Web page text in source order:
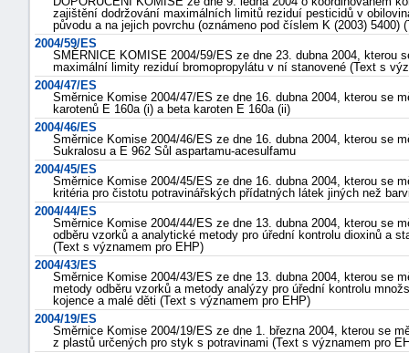
zajištění dodržování maximálních limitů reziduí pesticidů v
původu a na jejich povrchu (oznámeno pod číslem K (2003) 5400)
2004/59/ES
SMĚRNICE KOMISE 2004/59/ES ze dne 23. dubna 2004, kterou
maximální limity reziduí bromopropylátu v ní stanovené (Text s
2004/47/ES
Směrnice Komise 2004/47/ES ze dne 16. dubna 2004, kterou se
karotenů E 160a (i) a beta karoten E 160a (ii)
2004/46/ES
Směrnice Komise 2004/46/ES ze dne 16. dubna 2004, kterou se
Sukralosu a E 962 Sůl aspartamu-acesulfamu
2004/45/ES
Směrnice Komise 2004/45/ES ze dne 16. dubna 2004, kterou se
kritéria pro čistotu potravinářských přídatných látek jiných než
2004/44/ES
Směrnice Komise 2004/44/ES ze dne 13. dubna 2004, kterou se
odběru vzorků a analytické metody pro úřední kontrolu dioxinů a
(Text s významem pro EHP)
2004/43/ES
Směrnice Komise 2004/43/ES ze dne 13. dubna 2004, kterou se
metody odběru vzorků a metody analýzy pro úřední kontrolu
kojence a malé děti (Text s významem pro EHP)
2004/19/ES
Směrnice Komise 2004/19/ES ze dne 1. března 2004, kterou se
z plastů určených pro styk s potravinami (Text s významem pro